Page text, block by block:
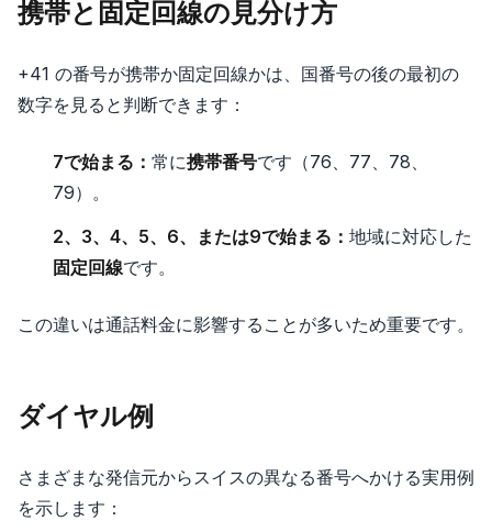
携帯と固定回線の見分け方
+41 の番号が携帯か固定回線かは、国番号の後の最初の
数字を見ると判断できます：
7で始まる： 常に携帯番号です（76、77、78、
79）。
2、3、4、5、6、または9で始まる： 地域に対応した
固定回線です。
この違いは通話料金に影響することが多いため重要です。
ダイヤル例
さまざまな発信元からスイスの異なる番号へかける実用例
を示します：